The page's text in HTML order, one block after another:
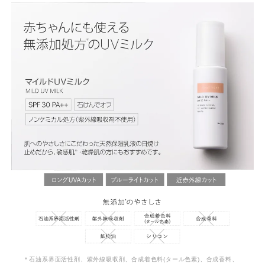
＊石油系界面活性剤、紫外線吸収剤、合成着色料(タール色素)、合成香料、